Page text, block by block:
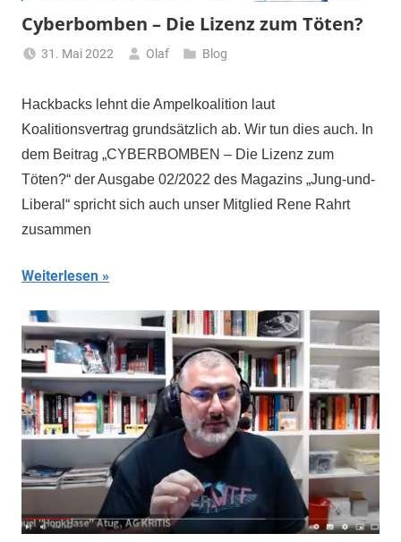
Cyberbomben – Die Lizenz zum Töten?
31. Mai 2022 Olaf Blog
Hackbacks lehnt die Ampelkoalition laut
Koalitionsvertrag grundsätzlich ab. Wir tun dies auch. In
dem Beitrag „CYBERBOMBEN – Die Lizenz zum
Töten?“ der Ausgabe 02/2022 des Magazins „Jung-und-
Liberal“ spricht sich auch unser Mitglied Rene Rahrt
zusammen
Weiterlesen